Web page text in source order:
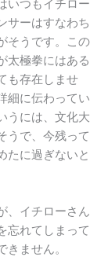
いつもイチロー
サーはすなわち
そうです。この
太極拳にはある
も存在しませ
細に伝わってい
うには、文化大
うで、今残って
たに過ぎないと
、イチローさん
忘れてしまって
ません。